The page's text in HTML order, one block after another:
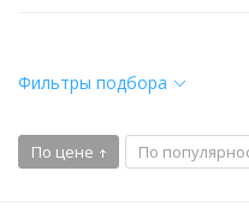
Фильтры подбора
По цене По